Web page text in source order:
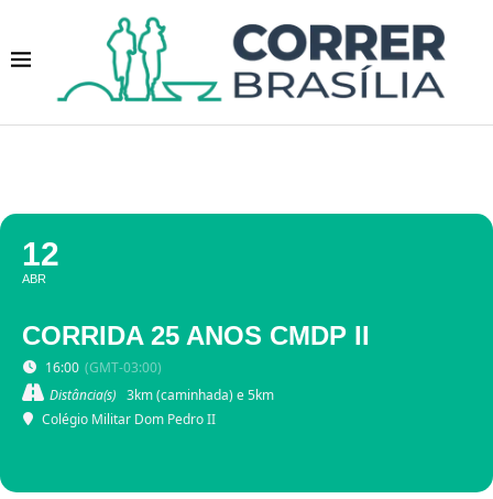
12
ABR
CORRIDA 25 ANOS CMDP II
16:00 (GMT-03:00)
Distância(s) 3km (caminhada) e 5km
Colégio Militar Dom Pedro II